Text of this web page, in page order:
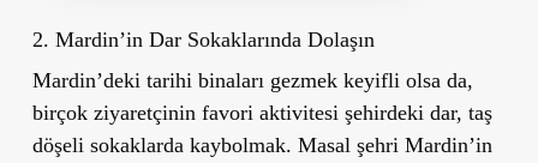
2. Mardin’in Dar Sokaklarında Dolaşın
Mardin’deki tarihi binaları gezmek keyifli olsa da,
birçok ziyaretçinin favori aktivitesi şehirdeki dar, taş
döşeli sokaklarda kaybolmak. Masal şehri Mardin’in